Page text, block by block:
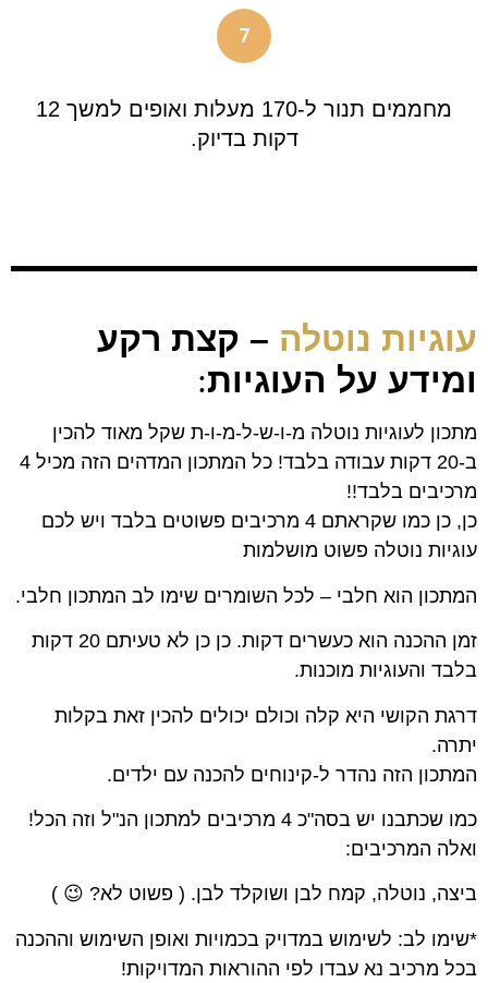
7
מחממים תנור ל-170 מעלות ואופים למשך 12
דקות בדיוק.
עוגיות נוטלה – קצת רקע
ומידע על העוגיות:
מתכון לעוגיות נוטלה מ-ו-ש-ל-מ-ו-ת שקל מאוד להכין
ב-20 דקות עבודה בלבד! כל המתכון המדהים הזה מכיל 4
מרכיבים בלבד!!
כן, כן כמו שקראתם 4 מרכיבים פשוטים בלבד ויש לכם
עוגיות נוטלה פשוט מושלמות
המתכון הוא חלבי – לכל השומרים שימו לב המתכון חלבי.
זמן ההכנה הוא כעשרים דקות. כן כן לא טעיתם 20 דקות
בלבד והעוגיות מוכנות.
דרגת הקושי היא קלה וכולם יכולים להכין זאת בקלות
יתרה.
המתכון הזה נהדר ל-קינוחים להכנה עם ילדים.
כמו שכתבנו יש בסה"כ 4 מרכיבים למתכון הנ"ל וזה הכל!
ואלה המרכיבים:
ביצה, נוטלה, קמח לבן ושוקלד לבן. ( פשוט לא? 😉 )
*שימו לב: לשימוש במדויק בכמויות ואופן השימוש וההכנה
בכל מרכיב נא עבדו לפי ההוראות המדויקות!